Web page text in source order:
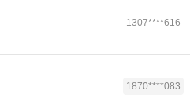
1307****616
1870****083